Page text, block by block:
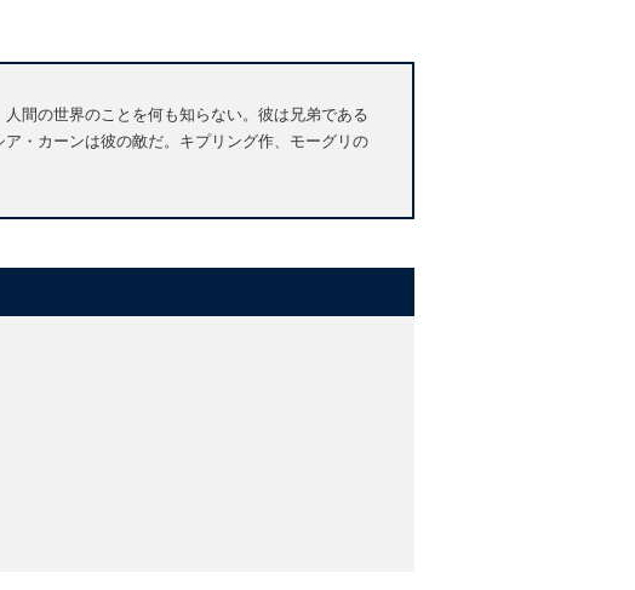
間の世界のことを何も知らない。彼は兄弟である
・カーンは彼の敵だ。キプリング作、モーグリの